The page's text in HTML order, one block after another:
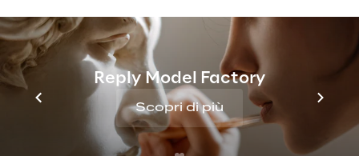
Reply Model Factory
Scopri di più